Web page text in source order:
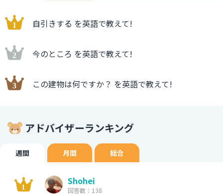
自引きする を英語で教えて!
今のところ を英語で教えて!
この建物は何ですか？ を英語で教えて!
アドバイザーランキング
週間 月間 総合
Shohei
回答数：138